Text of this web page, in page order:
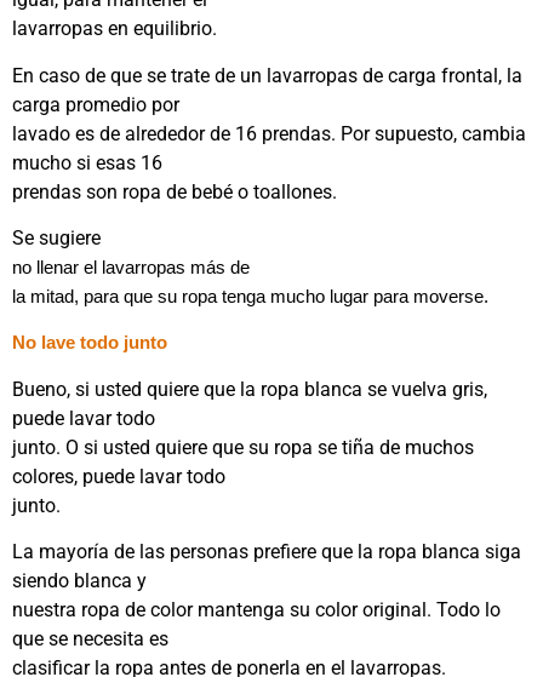
lavarropas en equilibrio.
En caso de que se trate de un lavarropas de carga frontal, la
carga promedio por
lavado es de alrededor de 16 prendas. Por supuesto, cambia
mucho si esas 16
prendas son ropa de bebé o toallones.
Se sugiere
no llenar el lavarropas más de
la mitad, para que su ropa tenga mucho lugar para moverse.
No lave todo junto
Bueno, si usted quiere que la ropa blanca se vuelva gris,
puede lavar todo
junto. O si usted quiere que su ropa se tiña de muchos
colores, puede lavar todo
junto.
La mayoría de las personas prefiere que la ropa blanca siga
siendo blanca y
nuestra ropa de color mantenga su color original. Todo lo
que se necesita es
clasificar la ropa antes de ponerla en el lavarropas.